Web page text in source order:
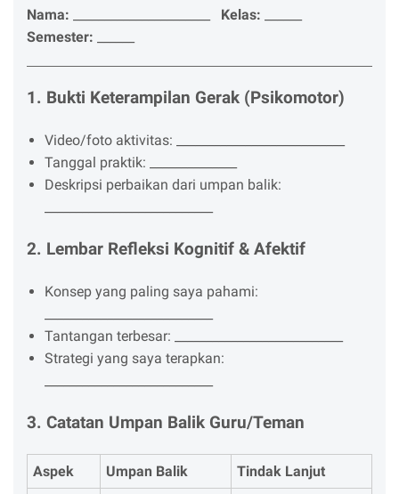
Nama: Kelas:
Semester:
1. Bukti Keterampilan Gerak (Psikomotor)
Video/foto aktivitas: ___________________________
Tanggal praktik: ______________
Deskripsi perbaikan dari umpan balik:
2. Lembar Refleksi Kognitif & Afektif
Konsep yang paling saya pahami:
Tantangan terbesar: ___________________________
Strategi yang saya terapkan:
3. Catatan Umpan Balik Guru/Teman
Aspek Umpan Balik
Tindak Lanjut